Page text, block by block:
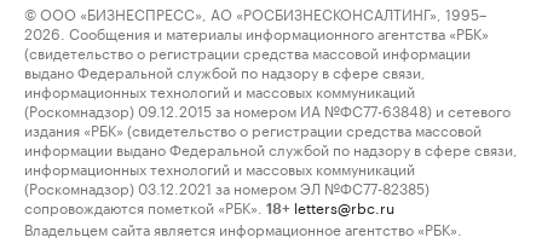
© ООО «БИЗНЕСПРЕСС», АО «РОСБИЗНЕСКОНСАЛТИНГ», 1995–
2026. Сообщения и материалы информационного агентства «РБК»
(свидетельство о регистрации средства массовой информации
выдано Федеральной службой по надзору в сфере связи,
информационных технологий и массовых коммуникаций
(Роскомнадзор) 09.12.2015 за номером ИА №ФС77-63848) и сетевого
издания «РБК» (свидетельство о регистрации средства массовой
информации выдано Федеральной службой по надзору в сфере связи,
информационных технологий и массовых коммуникаций
(Роскомнадзор) 03.12.2021 за номером ЭЛ №ФС77-82385)
сопровождаются пометкой «РБК».
18+ letters@rbc.ru
Владельцем сайта является информационное агентство «РБК».